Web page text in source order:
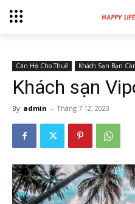
Căn Hộ Cho Thuê Khách Sạn Bạn
Khách sạn
By admin - Tháng 7 12, 2023